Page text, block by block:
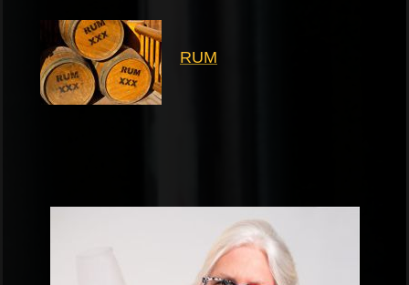
RUM